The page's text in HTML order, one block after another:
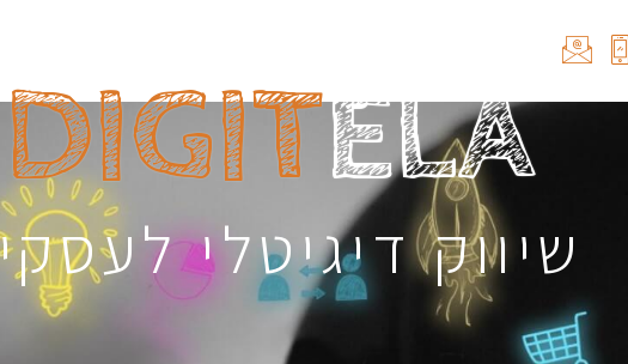
ELA
DIGIT
שיווק דיגיטלי